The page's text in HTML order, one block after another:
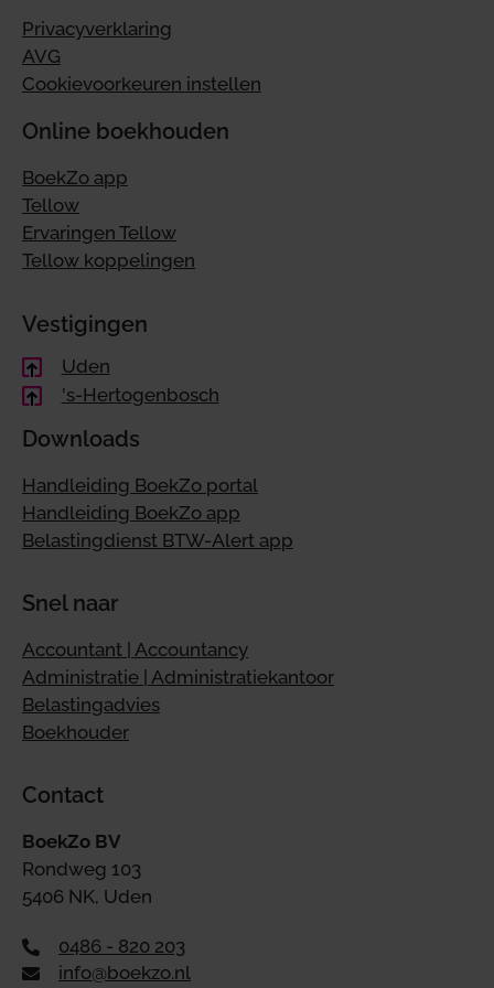
Privacyverklaring
AVG
Cookievoorkeuren instellen
Online boekhouden
BoekZo app
Tellow
Ervaringen Tellow
Tellow koppelingen
Vestigingen
Uden
's-Hertogenbosch
Downloads
Handleiding BoekZo portal
Handleiding BoekZo app
Belastingdienst BTW-Alert app
Snel naar
Accountant | Accountancy
Administratie | Administratiekantoor
Belastingadvies
Boekhouder
Contact
BoekZo BV
Rondweg 103
5406 NK, Uden
0486 - 820 203
info@boekzo.nl